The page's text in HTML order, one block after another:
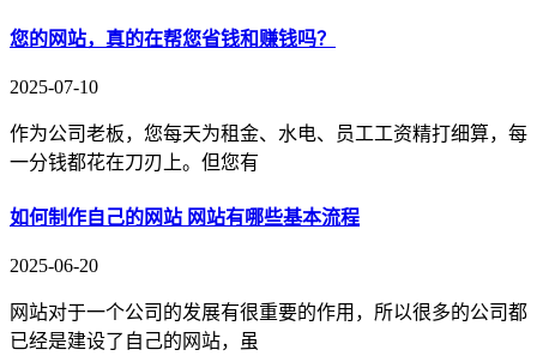
您的网站，真的在帮您省钱和赚钱吗？
2025-07-10
作为公司老板，您每天为租金、水电、员工工资精打细算，每
一分钱都花在刀刃上。但您有
如何制作自己的网站 网站有哪些基本流程
2025-06-20
网站对于一个公司的发展有很重要的作用，所以很多的公司都
已经是建设了自己的网站，虽